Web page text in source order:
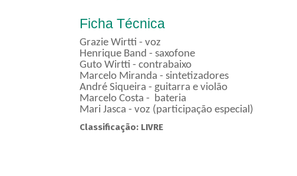
Ficha Técnica
Grazie Wirtti - voz
Henrique Band - saxofone
Guto Wirtti - contrabaixo
Marcelo Miranda - sintetizadores
André Siqueira - guitarra e violão
Marcelo Costa - bateria
Mari Jasca - voz (participação especial)
Classificação: LIVRE